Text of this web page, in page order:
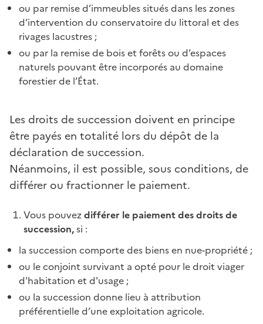
ou par remise d’immeubles situés dans les zones
d’intervention du conservatoire du littoral et des
rivages lacustres ;
ou par la remise de bois et forêts ou d’espaces
naturels pouvant être incorporés au domaine
forestier de l’État.
Les droits de succession doivent en principe
être payés en totalité lors du dépôt de la
déclaration de succession.
Néanmoins, il est possible, sous conditions, de
différer ou fractionner le paiement.
Vous pouvezdifférer le paiement des droits de
succession,si :
la succession comporte des biens en nue-propriété ;
ou le conjoint survivant a opté pour le droit viager
d'habitation et d'usage ;
ou la succession donne lieu à attribution
préférentielle d’une exploitation agricole.